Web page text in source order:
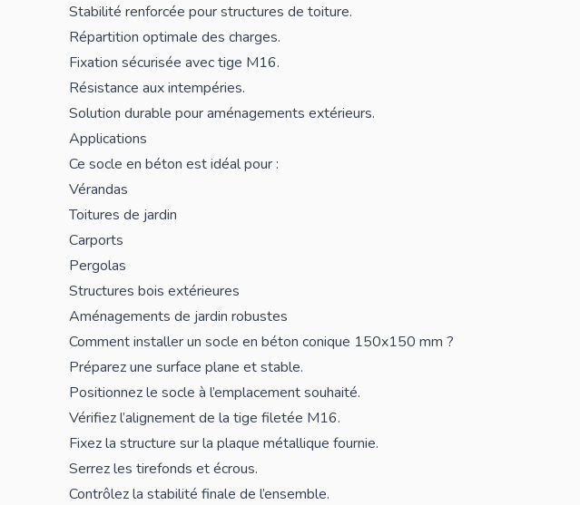
Stabilité renforcée pour structures de toiture.
Répartition optimale des charges.
Fixation sécurisée avec tige M16.
Résistance aux intempéries.
Solution durable pour aménagements extérieurs.
Applications
Ce socle en béton est idéal pour :
Vérandas
Toitures de jardin
Carports
Pergolas
Structures bois extérieures
Aménagements de jardin robustes
Comment installer un socle en béton conique 150x150 mm ?
Préparez une surface plane et stable.
Positionnez le socle à l’emplacement souhaité.
Vérifiez l’alignement de la tige filetée M16.
Fixez la structure sur la plaque métallique fournie.
Serrez les tirefonds et écrous.
Contrôlez la stabilité finale de l’ensemble.